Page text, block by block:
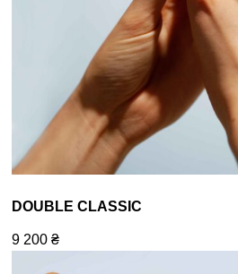
DOUBLE CLASSIC
9 200₴